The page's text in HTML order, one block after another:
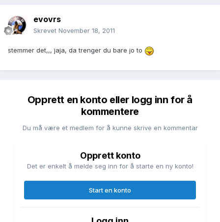
evovrs
Skrevet November 18, 2011
stemmer det,,, jaja, da trenger du bare jo to
Opprett en konto eller logg inn for å
kommentere
Du må være et medlem for å kunne skrive en kommentar
Opprett konto
Det er enkelt å melde seg inn for å starte en ny konto!
Start en konto